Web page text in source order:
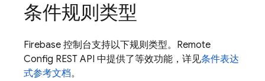
条件规则类型
Firebase 控制台支持以下规则类型。 Remote
Config REST API 中提供了等效功能，详见条件表达
式参考文档。